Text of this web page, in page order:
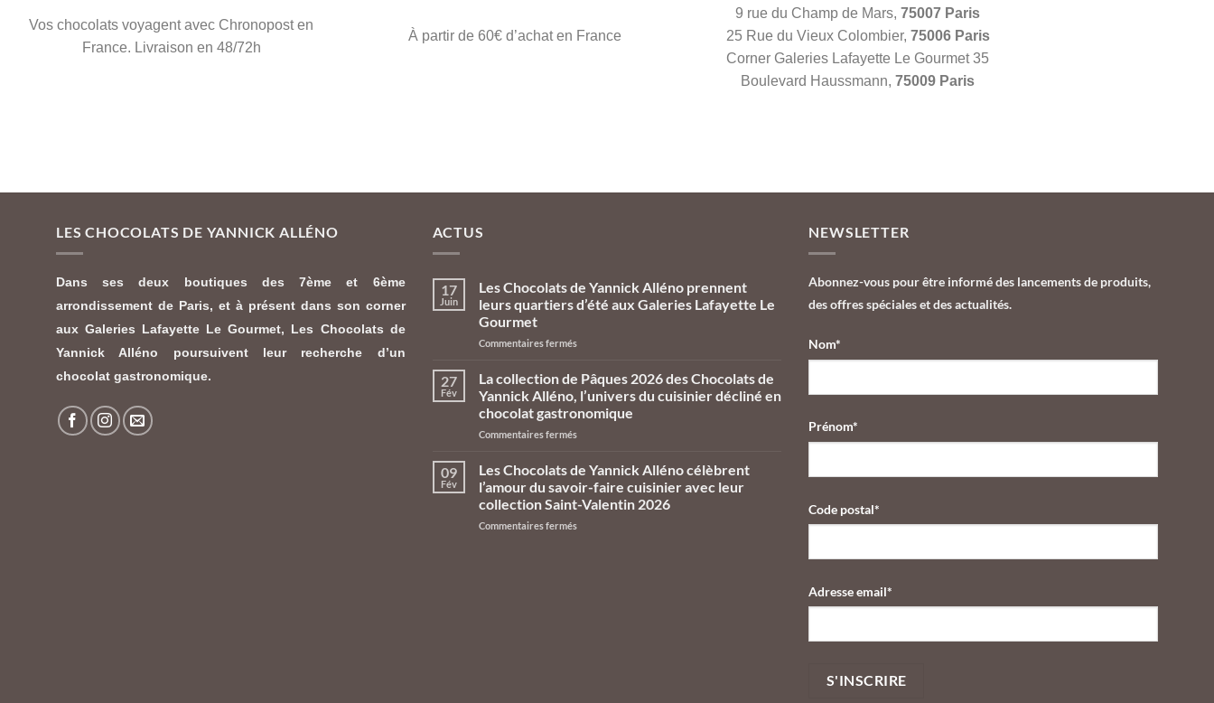
Vos chocolats voyagent avec Chronopost en
France. Livraison en 48/72h
À partir de 60€ d’achat en France
9 rue du Champ de Mars,75007 Paris
25 Rue du Vieux Colombier, 75006 Paris
Corner Galeries Lafayette Le Gourmet 35
Boulevard Haussmann,75009 Paris
LES CHOCOLATS DE YANNICK ALLÉNO
Dans ses deux boutiques des 7ème et 6ème
arrondissement de Paris, et à présent dans son corner
aux Galeries Lafayette Le Gourmet, Les Chocolats de
Yannick Alléno poursuivent leur recherche d’un
chocolat gastronomique.
ACTUS
17
Juin
Les Chocolats de Yannick Alléno prennent
leurs quartiers d’été aux Galeries Lafayette Le
Gourmet
Commentaires fermés
27
Fév
La collection de Pâques 2026 des Chocolats de
Yannick Alléno, l’univers du cuisinier décliné en
chocolat gastronomique
Commentaires fermés
09
Fév
Les Chocolats de Yannick Alléno célèbrent
l’amour du savoir-faire cuisinier avec leur
collection Saint-Valentin 2026
Commentaires fermés
NEWSLETTER
Abonnez-vous pour être informé des lancements de produits,
des offres spéciales et des actualités.
Nom*
Prénom*
Code postal*
Adresse email*